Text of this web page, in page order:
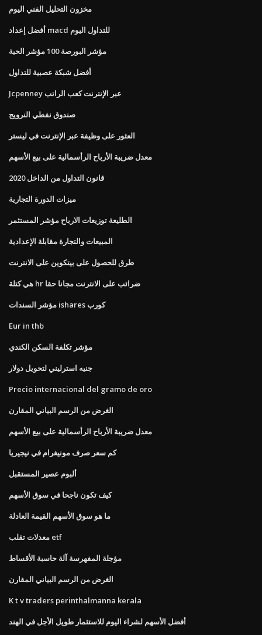
مخزون التحليل الفني اليوم
أفضل إعداد macd للتداول اليوم
مؤشر البورصة 100 مؤشر الحية
أفضل شبكة عصبية للتداول
Jcpenney عبر الإنترنت كعب الراتب
صندوق نفطي النرويج
العثور على وظيفة عبر الإنترنت في ليستر
معدل ضريبة الأرباح الرأسمالية على بيع الأسهم
قانون التداول من الداخل 2020
ميزات الدورة التجارية
الطليعة توزيعات الارباح مؤشر المستثمر
المبيعات والتجارة مقابلة الإعدادية
طرق للحصول على بيتكوين على الانترنت
هي كتلة hr ضرائب على الانترنت مجانا حقا
مؤشر السندات ishares كورب
Eur in thb
مؤشر تكلفة السكن الكندي
جنيه استرليني لتحويل دولار
Precio internacional del gramo de oro
الغرض من الرسم البياني المقارن
معدل ضريبة الأرباح الرأسمالية على بيع الأسهم
كم سعر صرف مونيغرام في نيجيريا
ألبوم عصير المستقبل
كيف تكون ناجحا في سوق الأسهم
ما هو سوق الأسهم القيمة العادلة
معدلات تقلب etf
مؤجلة المفهرسة آلة حاسبة الأقساط
الغرض من الرسم البياني المقارن
K t v traders perinthalmanna kerala
أفضل الأسهم لشراء اليوم للاستثمار طويل الأجل في الهند